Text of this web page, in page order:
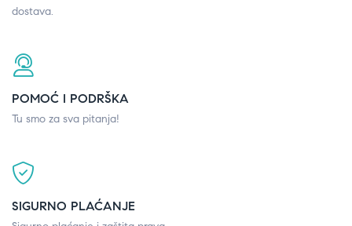
dostava.
POMOĆ I PODRŠKA
Tu smo za sva pitanja!
SIGURNO PLAĆANJE